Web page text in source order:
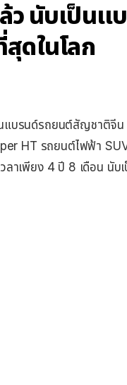
ว นับเป็น
ดในโลก
แบรนด์รถยนต์สัญชาติจีน
HT รถยนต์ไฟฟ้า
วลาเพียง 4 ปี 8 เดือน